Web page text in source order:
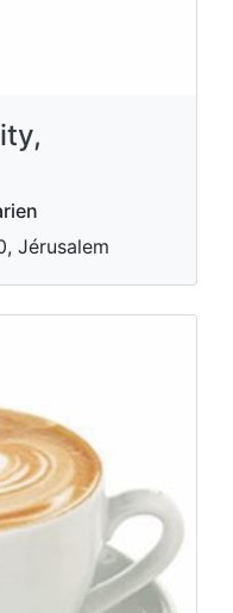
Jérusalem